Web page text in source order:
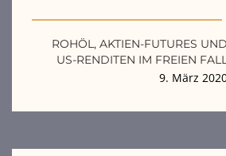
ROHÖL, AKTIEN-FUTURES UND
US-RENDITEN IM FREIEN
9. März